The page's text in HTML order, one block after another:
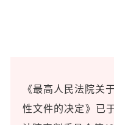
《最高人民法院关
性文件的决定》已